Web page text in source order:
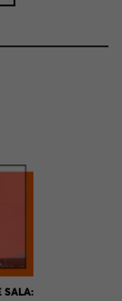
SALA: